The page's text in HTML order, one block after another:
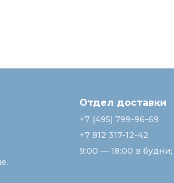
Отдел доставки
+7 (495) 799-96-69
+7 812 317-12-42
9:00 — 18:00 в будни;